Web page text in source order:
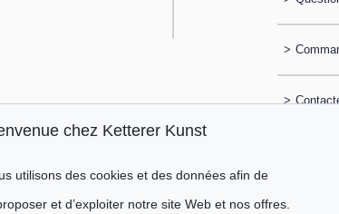
>
>
chez Ketterer Kunst
utilisons des cookies et des données afin de
et d’exploiter notre site Web et nos offres.